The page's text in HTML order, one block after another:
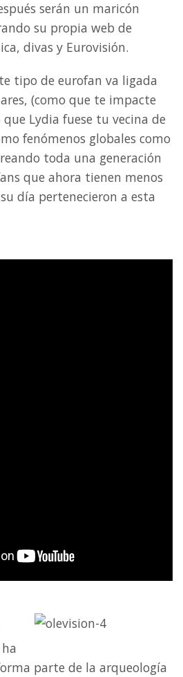
serán un maricón
su propia web de
divas y Eurovisión.
tipo de eurofan va ligada
(como que te impacte
Lydia fuese tu vecina de
fenómenos globales como
toda una generación
que ahora tienen menos
día pertenecieron a esta
parte de la arqueología